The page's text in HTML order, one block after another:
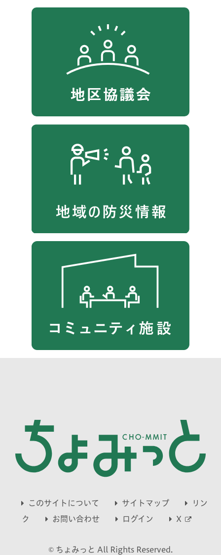
このサイトについて サイトマップ
リン
ク
お問い合わせ ログイン X
別
© ちょみっと All Rights Reserved.